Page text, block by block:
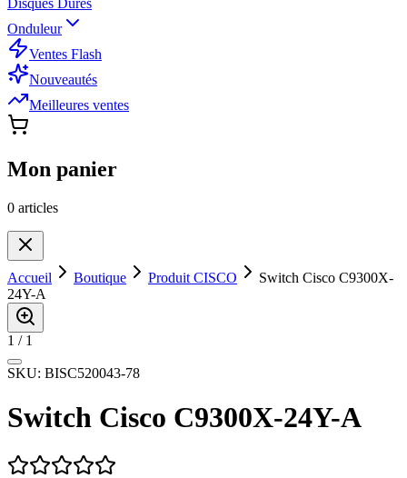
Disques Dures
Onduleur
Ventes Flash
Nouveautés
Meilleures ventes
Mon panier
0 articles
Accueil Boutique Produit CISCO
Switch Cisco C9300X-
24Y-A
1 / 1
SKU: BISC520043-78
Switch Cisco C9300X-24Y-A